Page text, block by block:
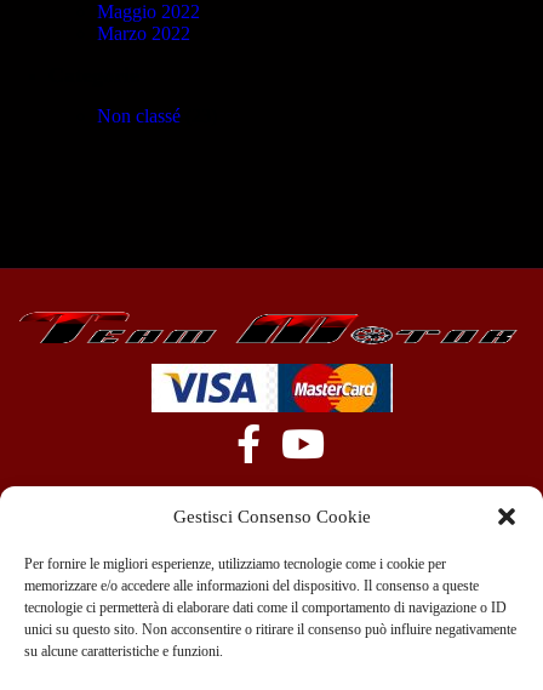
Gestisci Consenso Cookie
Per fornire le migliori esperienze, utilizziamo tecnologie come i cookie per
memorizzare e/o accedere alle informazioni del dispositivo. Il consenso a queste
tecnologie ci permetterà di elaborare dati come il comportamento di navigazione o ID
unici su questo sito. Non acconsentire o ritirare il consenso può influire negativamente
su alcune caratteristiche e funzioni.
Maggio 2022
Marzo 2022
Non classé
+39 351 970 89 33
info@teammotor.it